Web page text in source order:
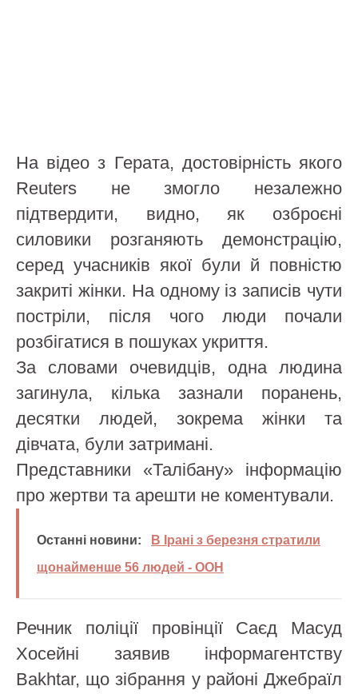
На відео з Герата, достовірність якого
Reuters не змогло незалежно
підтвердити, видно, як озброєні
силовики розганяють демонстрацію,
серед учасників якої були й повністю
закриті жінки. На одному із записів чути
постріли, після чого люди почали
розбігатися в пошуках укриття.
За словами очевидців, одна людина
загинула, кілька зазнали поранень,
десятки людей, зокрема жінки та
дівчата, були затримані.
Представники «Талібану» інформацію
про жертви та арешти не коментували.
Останні новини:
В Ірані з березня стратили
щонайменше 56 людей - ООН
Речник поліції провінції Саєд Масуд
Хосейні заявив інформагентству
Bakhtar, що зібрання у районі Джебраїл